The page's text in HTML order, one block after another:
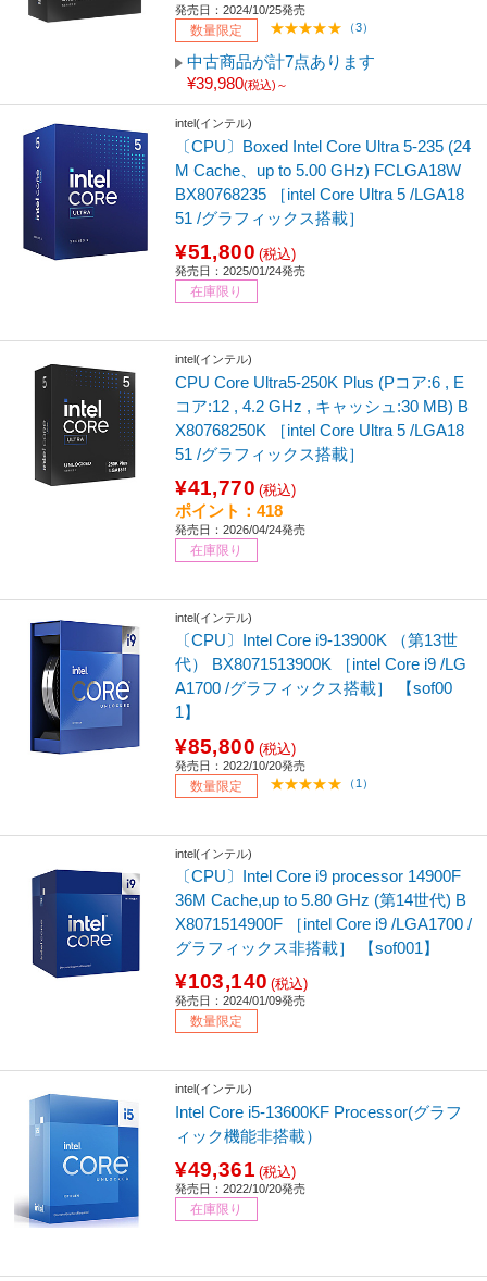
発売日：2024/10/25発売
数量限定 （3）
中古商品が計7点あります
¥39,980(税込)～
intel(インテル)
〔CPU〕Boxed Intel Core Ultra 5-235 (24
M Cache、up to 5.00 GHz) FCLGA18W
BX80768235 ［intel Core Ultra 5 /LGA18
51 /グラフィックス搭載］
¥51,800 (税込)
発売日：2025/01/24発売
在庫限り
intel(インテル)
CPU Core Ultra5-250K Plus (Pコア:6 , E
コア:12 , 4.2 GHz , キャッシュ:30 MB) B
X80768250K ［intel Core Ultra 5 /LGA18
51 /グラフィックス搭載］
¥41,770 (税込)
ポイント：418
発売日：2026/04/24発売
在庫限り
intel(インテル)
〔CPU〕Intel Core i9-13900K （第13世
代） BX8071513900K ［intel Core i9 /LG
A1700 /グラフィックス搭載］ 【sof00
1】
¥85,800 (税込)
発売日：2022/10/20発売
数量限定 （1）
intel(インテル)
〔CPU〕Intel Core i9 processor 14900F
36M Cache,up to 5.80 GHz (第14世代) B
X8071514900F ［intel Core i9 /LGA1700 /
グラフィックス非搭載］ 【sof001】
¥103,140 (税込)
発売日：2024/01/09発売
数量限定
intel(インテル)
Intel Core i5-13600KF Processor(グラフ
ィック機能非搭載）
¥49,361 (税込)
発売日：2022/10/20発売
在庫限り